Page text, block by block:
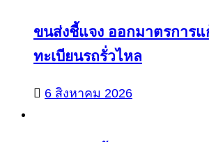
ขนส่งชี้แจง ออกมาตรการ
ทะเบียนรถรั่วไหล
6 สิงหาคม 2026